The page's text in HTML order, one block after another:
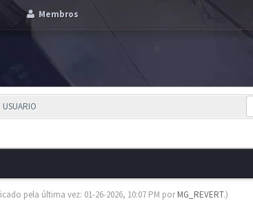
Membros
pela última vez: 01-26-2026, 10:07 PM porMG_REVERT.)